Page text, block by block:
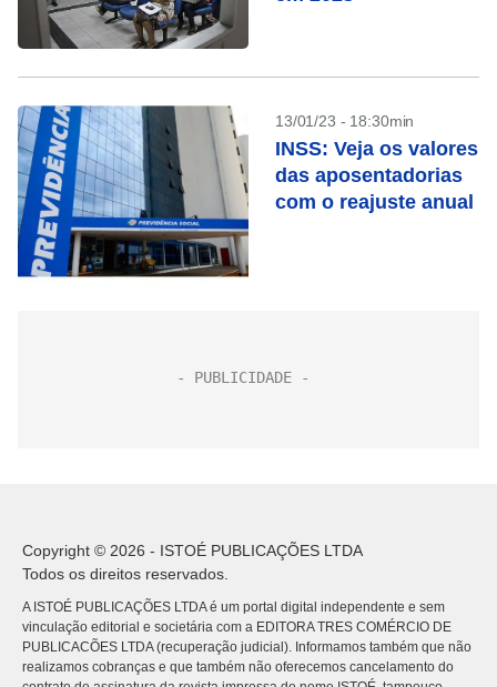
13/01/23 - 18:30min
INSS: Veja os valores
das aposentadorias
com o reajuste anual
Copyright © 2026 - ISTOÉ PUBLICAÇÕES LTDA
Todos os direitos reservados.
A ISTOÉ PUBLICAÇÕES LTDA é um portal digital independente e sem
vinculação editorial e societária com a EDITORA TRES COMÉRCIO DE
PUBLICACÕES LTDA (recuperação judicial). Informamos também que não
realizamos cobranças e que também não oferecemos cancelamento do